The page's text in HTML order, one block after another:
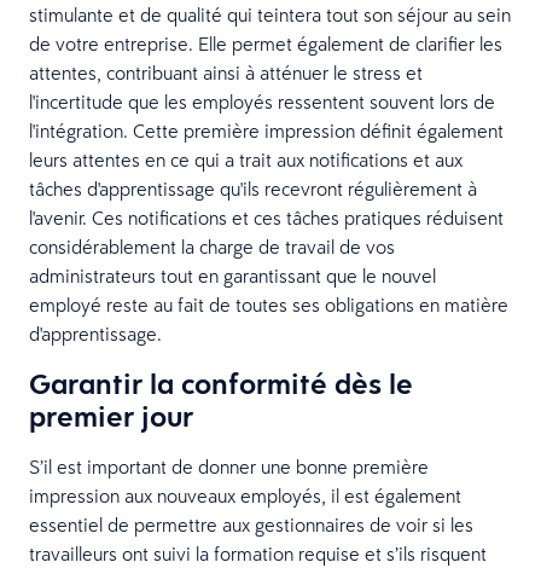
stimulante et de qualité qui teintera tout son séjour au sein
de votre entreprise. Elle permet également de clarifier les
attentes, contribuant ainsi à atténuer le stress et
l'incertitude que les employés ressentent souvent lors de
l'intégration. Cette première impression définit également
leurs attentes en ce qui a trait aux notifications et aux
tâches d'apprentissage qu'ils recevront régulièrement à
l'avenir. Ces notifications et ces tâches pratiques réduisent
considérablement la charge de travail de vos
administrateurs tout en garantissant que le nouvel
employé reste au fait de toutes ses obligations en matière
d'apprentissage.
Garantir la conformité dès le
premier jour
S’il est important de donner une bonne première
impression aux nouveaux employés, il est également
essentiel de permettre aux gestionnaires de voir si les
travailleurs ont suivi la formation requise et s’ils risquent